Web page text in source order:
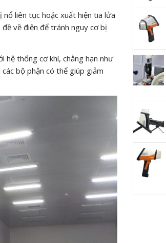
nổ liên tục hoặc xuất hiện tia lửa
về điện để tránh nguy cơ bị
hệ thống cơ khí, chẳng hạn như
bộ phận có thể giúp giảm